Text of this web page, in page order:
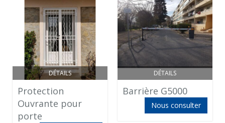
DÉTAILS
Protection
Ouvrante pour
porte
DÉTAILS
Barrière G5000
Nous consulter